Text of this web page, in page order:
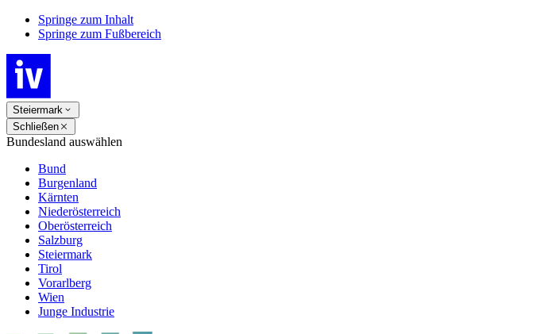
Springe zum Inhalt
Springe zum Fußbereich
Steiermark
Schließen
Bundesland auswählen
Bund
Burgenland
Kärnten
Niederösterreich
Oberösterreich
Salzburg
Steiermark
Tirol
Vorarlberg
Wien
Junge Industrie